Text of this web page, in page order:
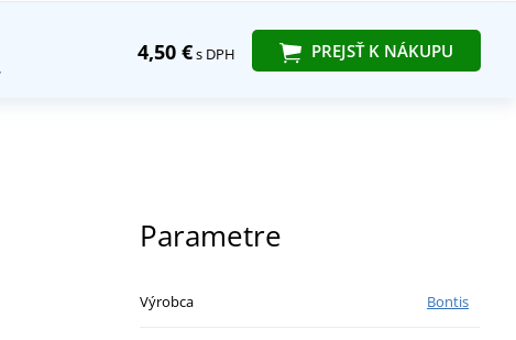
4,50 €s DPH PREJSŤ K NÁKUPU
Parametre
Výrobca Bontis